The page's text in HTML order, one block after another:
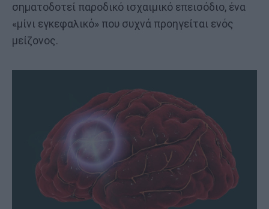
σηματοδοτεί παροδικό ισχαιμικό επεισόδιο, ένα
«μίνι εγκεφαλικό» που συχνά προηγείται ενός
μείζονος.